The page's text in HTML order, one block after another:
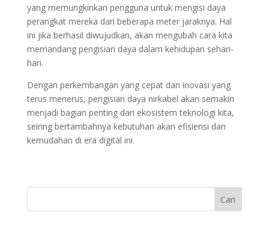
yang memungkinkan pengguna untuk mengisi daya
perangkat mereka dari beberapa meter jaraknya. Hal
ini jika berhasil diwujudkan, akan mengubah cara kita
memandang pengisian daya dalam kehidupan sehari-
hari.
Dengan perkembangan yang cepat dan inovasi yang
terus menerus, pengisian daya nirkabel akan semakin
menjadi bagian penting dari ekosistem teknologi kita,
seiring bertambahnya kebutuhan akan efisiensi dan
kemudahan di era digital ini.
Cari